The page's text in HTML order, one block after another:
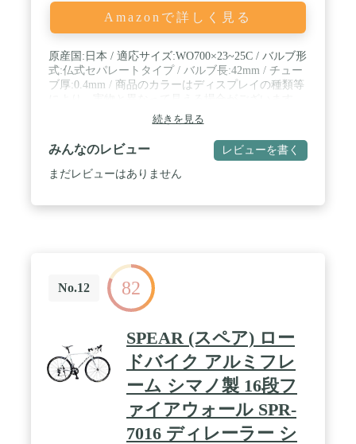
Amazonで詳しく見る
原産国:日本 / 適応サイズ:WO700×23~25C / バルブ形
式:仏式セパレートタイプ / バルブ長:42mm / チュー
ブ厚:0.4mm / 商品のカラーはディスプレイの種類等
/ 掲載商品の仕様、ロゴ等のデザインは改良のた
め、変更される場合がある事をご了承ください。
続きを見る
みんなのレビュー レビューを書く
まだレビューはありません
No.12 82
SPEAR (スペア) ロー
ドバイク アルミフレ
ーム シマノ製 16段フ
ァイアウォール SPR-
7016 ディレーラー シ